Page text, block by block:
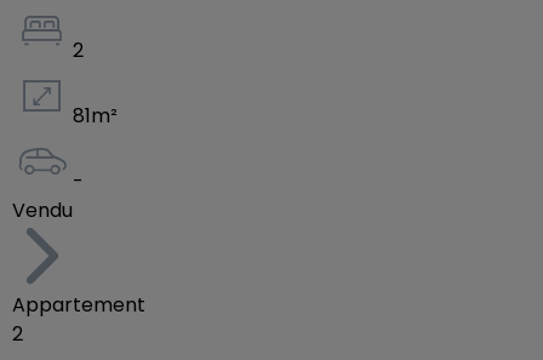
2
81m²
-
Vendu
Appartement
2